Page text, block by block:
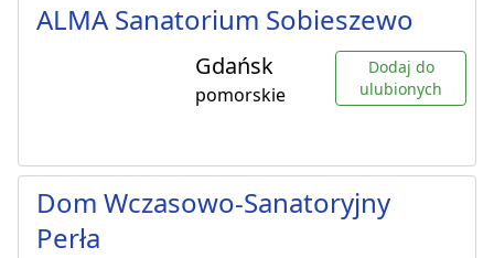
ALMA Sanatorium Sobieszewo
Gdańsk
pomorskie
Dodaj do
ulubionych
Dom Wczasowo-Sanatoryjny
Perła